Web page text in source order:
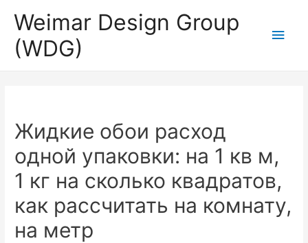
Weimar Design Group
(WDG)
Жидкие обои расход
одной упаковки: на 1 кв м,
1 кг на сколько квадратов,
как рассчитать на комнату,
на метр
Для любых предложений по